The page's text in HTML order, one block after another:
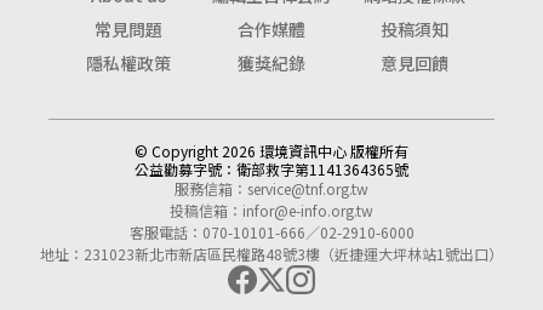
常見問題
合作媒體
投稿須知
隱私權政策
獲獎紀錄 意見回饋
© Copyright 2026 環境資訊中心 版權所有
公益勸募字號： 衛部救字第1141364365號
服務信箱： service@tnf.org.tw
投稿信箱： infor@e-info.org.tw
客服電話：070-10101-666／02-2910-6000
地址：231023新北市新店區民權路48號3樓（近捷運大坪林站1號出口）